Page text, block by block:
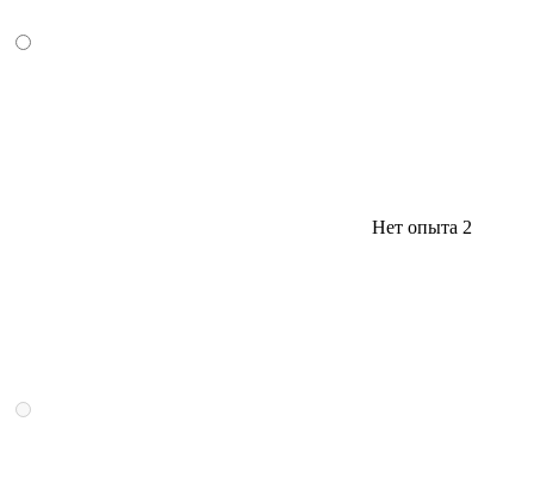
Нет опыта 2